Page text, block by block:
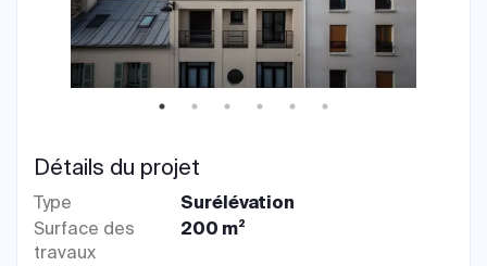
Détails du projet
Type
Surélévation
Surface des
travaux
200 m²